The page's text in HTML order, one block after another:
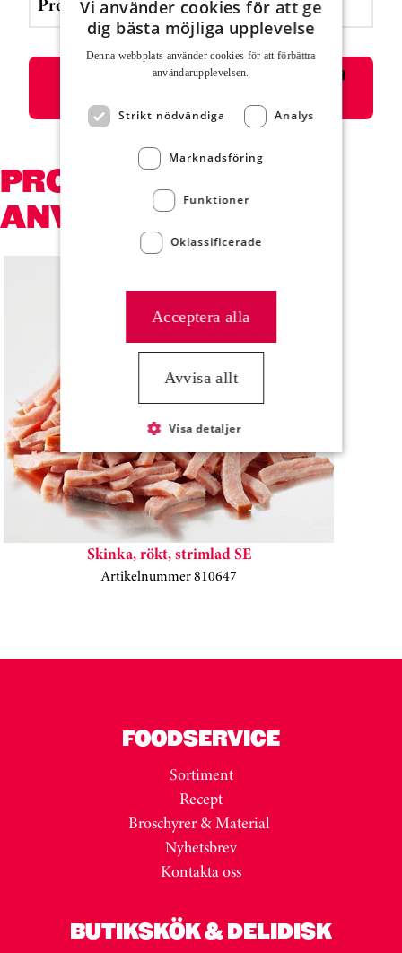
Skriv ut eller välj i listan för skrivare
PRODUKTER SOM
ANVÄNDS
Skinka, rökt, strimlad SE
Artikelnummer 810647
FOODSERVICE
Sortiment
Recept
Broschyrer & Material
Nyhetsbrev
Kontakta oss
BUTIKSKÖK & DELIDISK
Vi använder cookies för att ge
dig bästa möjliga upplevelse
Denna webbplats använder cookies för att för­bättra
användar­upplevelsen.
Strikt nödvändiga Analys
Marknadsföring
Funktioner
Oklassificerade
Acceptera alla
Avvisa allt
Visa detaljer